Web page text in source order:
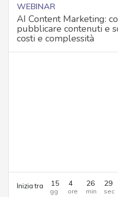
WEBINAR
AI Content Marketing:
pubblicare contenuti e
costi e complessità
Inizia tra 15 4 26 29